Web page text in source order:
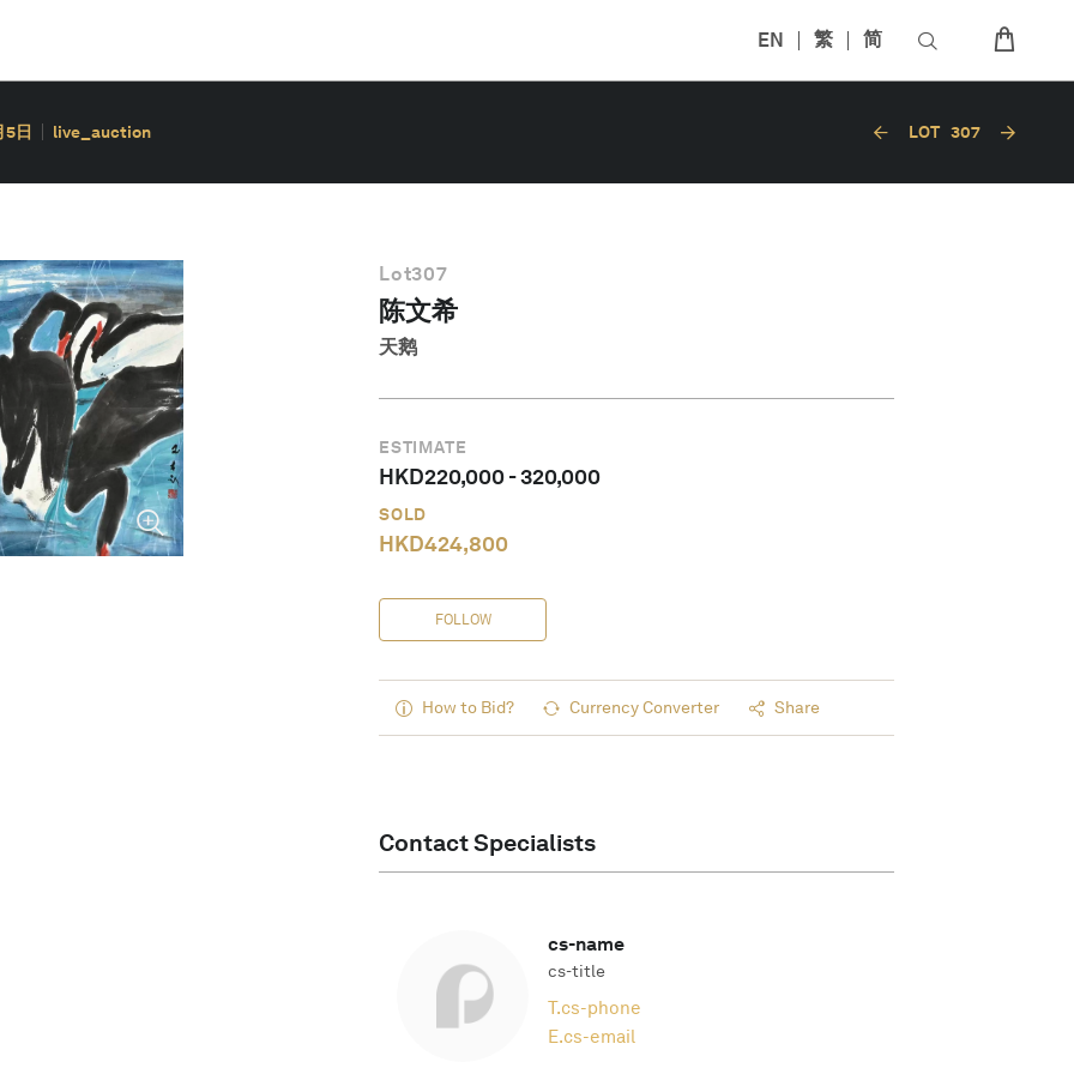
EN 繁 简
5日 live_auction LOT 307
Lot307
陈文希
天鹅
ESTIMATE
HKD220,000-320,000
SOLD
HKD424,800
FOLLOW
How to Bid? Currency Converter Share
Contact Specialists
cs-name
cs-title
T.cs-phone
E.cs-email